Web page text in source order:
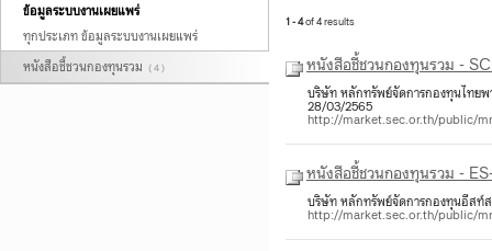
ข้อมูลระบบงานเผยแพร่
ทุกประเภท ข้อมูลระบบงานเผยแพร่
หนังสือชี้ชวนกองทุนรวม ( 4 )
1 - 4of 4 results
หนังสือชี้ชวนกองทุนรวม -
บริษัท หลักทรัพย์จัดการกองทุนไทย
28/03/2565
http://market.sec.or.th/public/
หนังสือชี้ชวนกองทุนรวม -
บริษัท หลักทรัพย์จัดการกองทุนอีสท์
http://market.sec.or.th/public/